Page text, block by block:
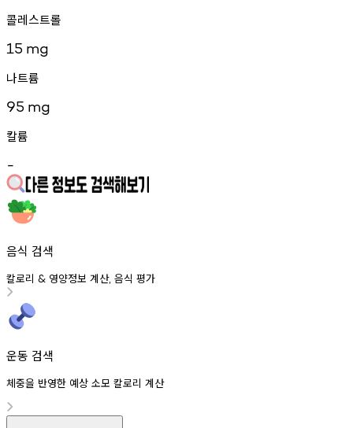
콜레스트롤
15 mg
나트륨
95 mg
칼륨
-
음식 검색
칼로리 & 영양정보 계산, 음식 평가
운동 검색
체중을 반영한 예상 소모 칼로리 계산